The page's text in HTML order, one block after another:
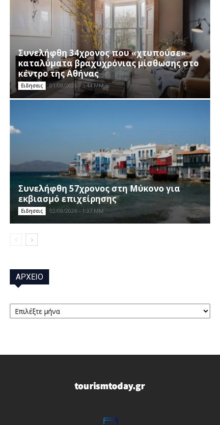
Συνελήφθη 34χρονος που «χτυπούσε»
καταλύματα βραχυχρόνιας μίσθωσης στο
κέντρο της Αθήνας
Ειδησεις 01/08/2026 - 5:44 ΜΜ
Συνελήφθη 57χρονος στη Μύκονο για
εκβιασμό επιχείρησης
Ειδησεις 02/08/2026 - 1:37 ΜΜ
ΑΡΧΕΙΟ
ΑΡΧΕΙΟ